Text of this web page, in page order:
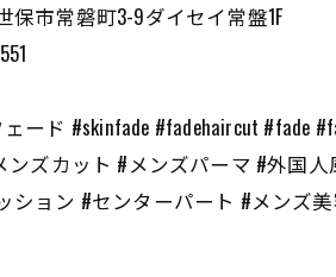
保市常磐町3-9ダイセイ常盤1F
ード #skinfade #fadehaircut #fade
ンズカット #メンズパーマ #外国
ション #センターパート #メンズ